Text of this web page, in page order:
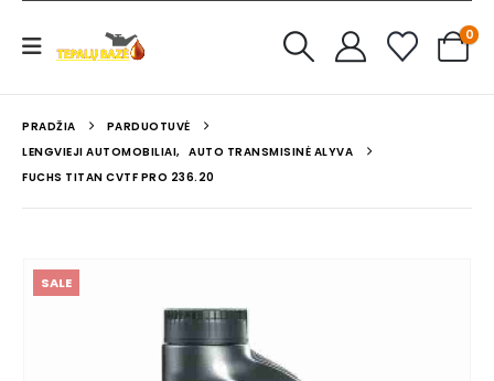
0
PRADŽIA
PARDUOTUVĖ
LENGVIEJI AUTOMOBILIAI, AUTO TRANSMISINĖ ALYVA
FUCHS TITAN CVTF PRO 236.20
SALE